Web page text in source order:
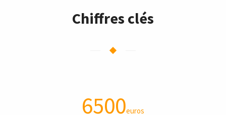
Chiffres clés
6500euros